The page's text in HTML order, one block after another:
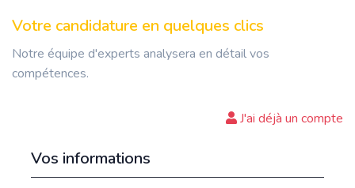
Votre candidature en quelques clics
Notre équipe d'experts analysera en détail vos
compétences.
J'ai déjà un compte
Vos informations